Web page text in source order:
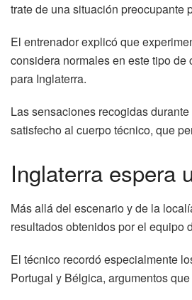
trate de una situación preocupante
El entrenador explicó que
considera normales en este tipo
para Inglaterra.
Las sensaciones recogidas
satisfecho al cuerpo técnico, que
Inglaterra espera
Más allá del escenario y de la
resultados obtenidos por el equipo
El técnico recordó especialmente
Portugal y Bélgica, argumentos